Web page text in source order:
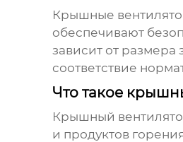
Крышные
обеспечивают
зависит от размера
соответствие
Что такое
Крышный
и продуктов